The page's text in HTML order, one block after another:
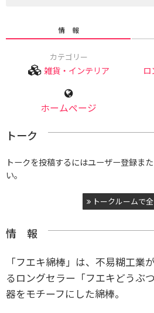
情 報
カテゴリー
雑貨・インテリア
ホームページ
トーク
トークを投稿するにはユーザー登録ま
い。
トークルームで
情 報
「フエキ綿棒」は、不易糊工業
るロングセラー「フエキどうぶ
器をモチーフにした綿棒。